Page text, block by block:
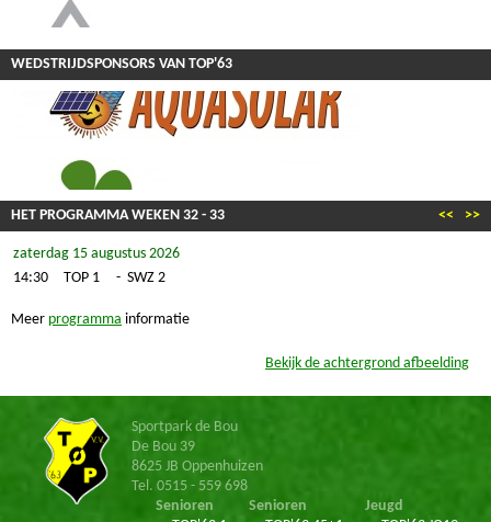
WEDSTRIJDSPONSORS VAN TOP'63
HET PROGRAMMA WEKEN 32 - 33 >>
<<
zaterdag 15 augustus 2026
14:30
TOP 1 - SWZ 2
Meer programma informatie
Bekijk de achtergrond afbeelding
Sportpark de Bou
De Bou 39
8625 JB Oppenhuizen
Tel. 0515 - 559 698
Senioren
Senioren
Jeugd